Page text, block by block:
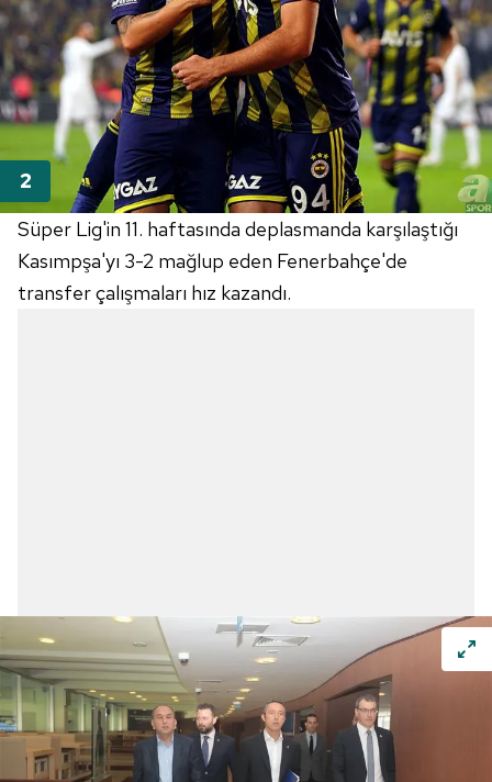
Süper Lig'in 11. haftasında deplasmanda karşılaştığı
Kasımpşa'yı 3-2 mağlup eden Fenerbahçe'de
transfer çalışmaları hız kazandı.